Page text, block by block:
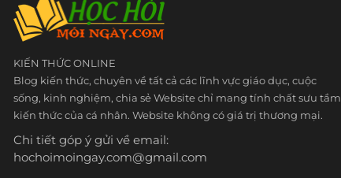
KIẾN THỨC ONLINE
Blog kiến thức, chuyên về tất cả các lĩnh vực giáo dục, cuộc
sống, kinh nghiệm, chia sẻ Website chỉ mang tính chất sưu tầm
kiến thức của cá nhân. Website không có giá trị thương mại.
Chi tiết góp ý gửi về email:
hochoimoingay.com@gmail.com